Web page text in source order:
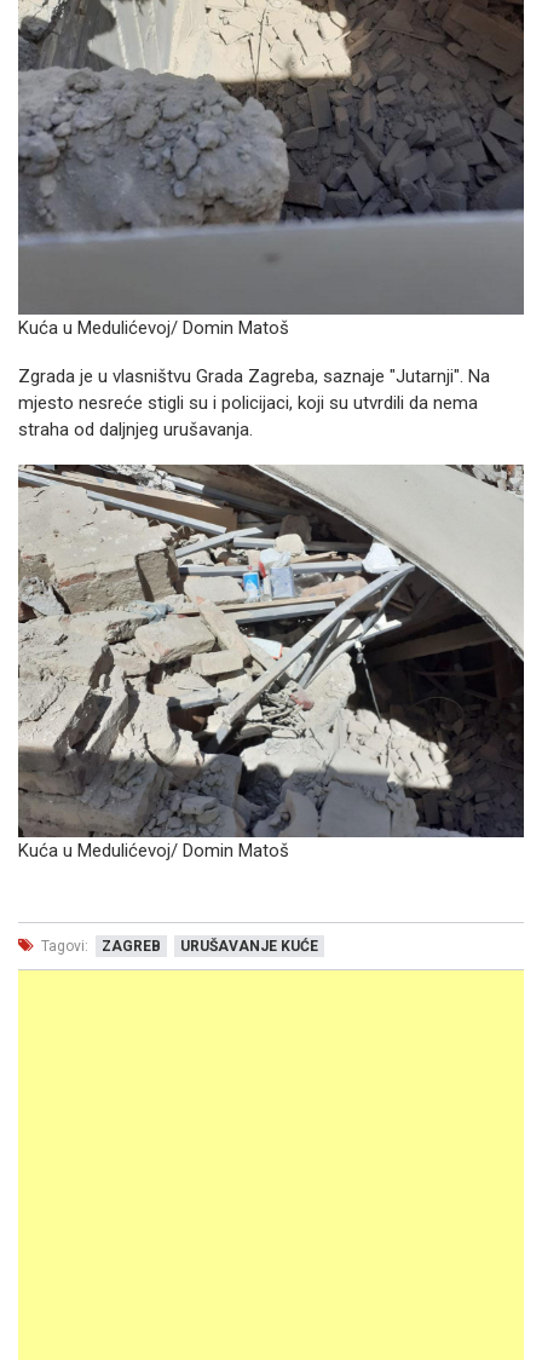
Kuća u Medulićevoj/ Domin Matoš
Zgrada je u vlasništvu Grada Zagreba, saznaje "Jutarnji". Na
mjesto nesreće stigli su i policijaci, koji su utvrdili da nema
straha od daljnjeg urušavanja.
Kuća u Medulićevoj/ Domin Matoš
Tagovi: ZAGREB URUŠAVANJE KUĆE